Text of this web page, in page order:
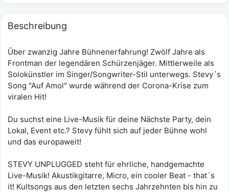
Beschreibung
Über zwanzig Jahre Bühnenerfahrung! Zwölf Jahre als
Frontman der legendären Schürzenjäger. Mittlerweile als
Solokünstler im Singer/Songwriter-Stil unterwegs. Stevy´s
Song "Auf Amol" wurde während der Corona-Krise zum
viralen Hit!
Du suchst eine Live-Musik für deine Nächste Party, dein
Lokal, Event etc.? Stevy fühlt sich auf jeder Bühne wohl
und das europaweit!
STEVY UNPLUGGED steht für ehrliche, handgemachte
Live-Musik! Akustikgitarre, Micro, ein cooler Beat - that´s
it! Kultsongs aus den letzten sechs Jahrzehnten bis hin zu